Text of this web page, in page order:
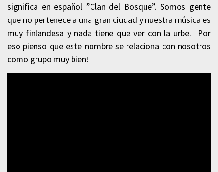
significa en español ”Clan del Bosque”. Somos gente
que no pertenece a una gran ciudad y nuestra música es
muy finlandesa y nada tiene que ver con la urbe. Por
eso pienso que este nombre se relaciona con nosotros
como grupo muy bien!